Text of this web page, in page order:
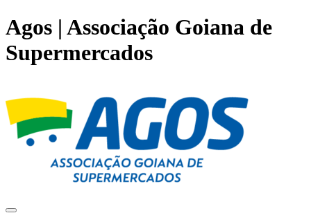
Agos | Associação Goiana de
Supermercados